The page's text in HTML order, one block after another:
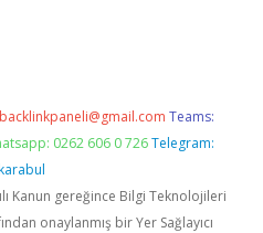
backlinkpaneli@gmail.com Teams:
0262 606 0 726 Telegram:
Kanun gereğince Bilgi Teknolojileri
onaylanmış bir Yer Sağlayıcı